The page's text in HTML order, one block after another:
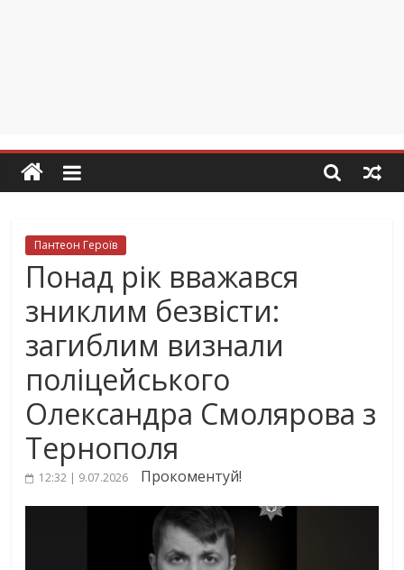
Пантеон Героїв
Понад рік вважався
зниклим безвісти:
загиблим визнали
поліцейського
Олександра Смолярова з
Тернополя
12:32 | 9.07.2026 Прокоментуй!